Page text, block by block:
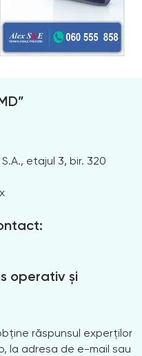
etajul 3, bir. 320
operativ și
răspunsul experților
la adresa de e-mail sau